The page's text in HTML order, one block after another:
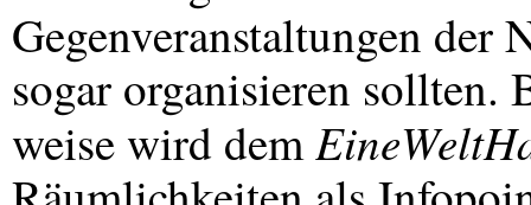
Gegenveranstaltungen der
sogar organisieren sollten.
weise wird dem